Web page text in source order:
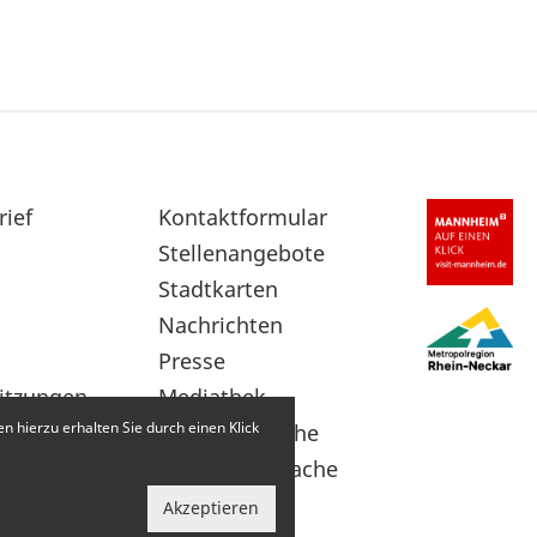
Sekundärnavigation
im
Fußbereich
Kontaktformular
Stellenangebote
Stadtkarten
Nachrichten
Presse
Mediathek
Leichte Sprache
Gebärdensprache
hierzu erhalten Sie durch einen Klick
Akzeptieren